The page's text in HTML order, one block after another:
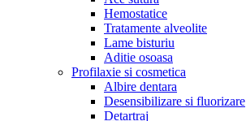
Hemostatice
Tratamente alveolite
Lame bisturiu
Aditie osoasa
Profilaxie si cosmetica
Albire dentara
Desensibilizare si fluorizare
Detartraj